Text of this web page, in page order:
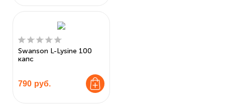
Swanson L-Lysine 100
капс
790 руб.